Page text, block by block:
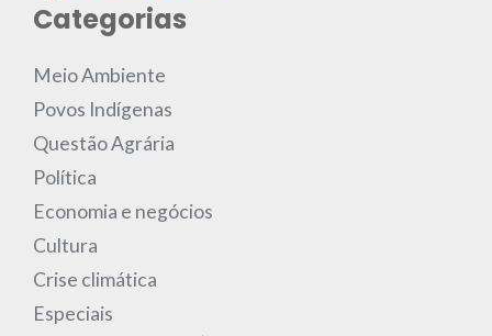
Categorias
Meio Ambiente
Povos Indígenas
Questão Agrária
Política
Economia e negócios
Cultura
Crise climática
Especiais